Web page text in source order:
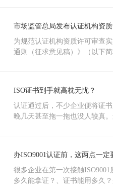
不慌乱。很多企业觉得可以再
再说。但业务连续性管理有一
间从零开始搭建了。
过程控制、竣工验收全流程。
全和品控能力： ISO
出口基本是强制要求 三、不堆
精准、体系能真正落地运行，
实在话：别打听别人办了什么
质？竞争对手靠哪项认证拿过
个角落都经得起核查，证书才
果把该审10天的压成5天，或
证书直接撤销。更麻烦的是连
过场”，但新规之后，每个签字
衍，每一页审核记录都在为证
要确认你有真实运行的管理体
——你的客户、合作方、招标方
证书合法能用，但缺少这层光
则：优先选带标的。具体来说
严格。带标的证书能让对方一
的，合作信任感立刻拉满。第
得“我就内部用用，不带标省钱
且对方明确接受不带标，那可
标，务必确认发证机构在国家
二，别被“带标贵很多”吓到。
市场监管总局发布认证机构资
为规范认证机构资质许可审查
通则（征求意见稿）》（以下
日。为规范认证机构资质许可
起草了《认证机构资质许可审
意见反馈截止日期为2026年8月
稿）》意见”字样。三、通过信
证监管司（邮政编码：100088
（征求意见稿）》意见”字样。
ISO证书到手就高枕无忧？
认证通过后，不少企业便将证
晚几天甚至拖一拖也没人较真
督审核，两次间隔 不得超过12
期完成。超期未审，证书先暂
重新走完全部认证流程。尤为
办ISO9001认证前，这两点一定
很多企业在第一次接触
多久能拿证？、证书能用多久